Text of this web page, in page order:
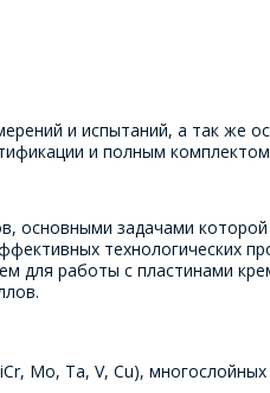
и испытаний, а так же
и полным
основными задачами
технологических
для работы с пластинами
Mo, Ta, V, Cu),